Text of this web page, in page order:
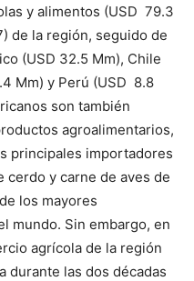
y alimentos (USD 79.3
de la región, seguido de
(USD 32.5 Mm), Chile
Mm) y Perú (USD 8.8
son también
agroalimentarios,
principales importadores
cerdo y carne de aves de
los mayores
mundo. Sin embargo, en
agrícola de la región
durante las dos décadas